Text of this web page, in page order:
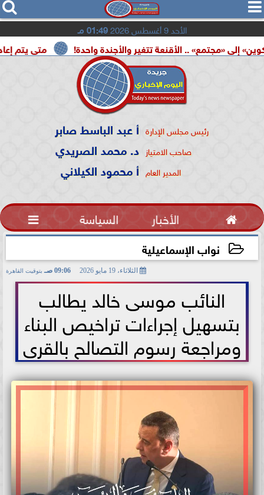
  
الأحد 9 أغسطس 2026 01:49 مـ
متى يتم إعادة .. الأقنعة تتغير والأجندة واحدة!
رئيس مجلس الإدارة أ عبد الباسط صابر
صاحب الامتياز د. محمد الصريدي
المدير العام أ محمود الكيلاني
 الأخبار السياسة 
نواب الإسماعيلية
الثلاثاء، 19 مايو 2026 09:06 صـ بتوقيت القاهرة
النائب موسى خالد يطالب
بتسهيل إجراءات تراخيص البناء
ومراجعة رسوم التصالح بالقرى